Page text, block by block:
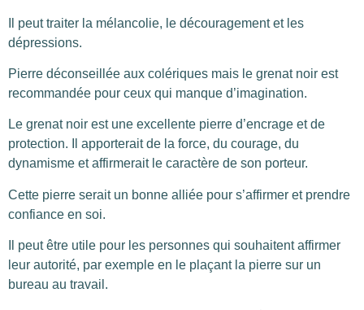
Il peut traiter la mélancolie, le découragement et les
dépressions.
Pierre déconseillée aux colériques mais le grenat noir est
recommandée pour ceux qui manque d’imagination.
Le grenat noir est une excellente pierre d’encrage et de
protection. Il apporterait de la force, du courage, du
dynamisme et affirmerait le caractère de son porteur.
Cette pierre serait un bonne alliée pour s’affirmer et prendre
confiance en soi.
Il peut être utile pour les personnes qui souhaitent affirmer
leur autorité, par exemple en le plaçant la pierre sur un
bureau au travail.